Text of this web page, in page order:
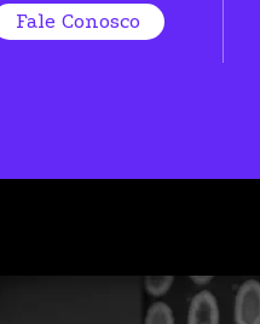
Fale Conosco